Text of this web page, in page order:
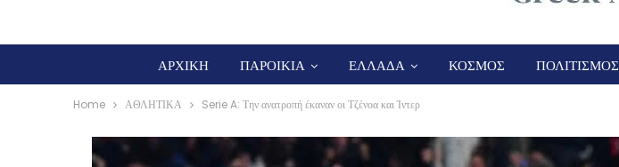
ΑΡΧΙΚΗ ΠΑΡΟΙΚΙΑ ΕΛΛΑΔΑ ΚΟΣΜΟΣ ΠΟΛΙΤΙΣΜΟΣ
Home ΑΘΛΗΤΙΚΑ Serie A: Την ανατροπή έκαναν οι Τζένοα και Ίντερ